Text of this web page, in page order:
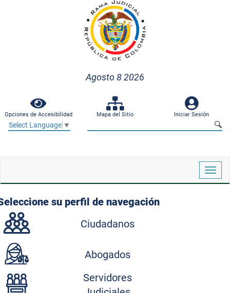
Agosto 8 2026
Opciones de Accesibilidad Mapa del Sitio Iniciar Sesión
Select Language ▼
su perfil de navegación
Ciudadanos
Abogados
Servidores